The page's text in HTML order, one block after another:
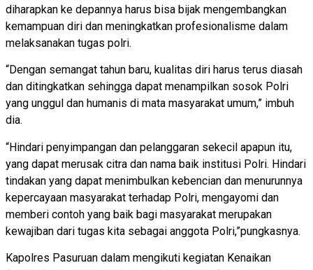
diharapkan ke depannya harus bisa bijak mengembangkan
kemampuan diri dan meningkatkan profesionalisme dalam
melaksanakan tugas polri.
“Dengan semangat tahun baru, kualitas diri harus terus diasah
dan ditingkatkan sehingga dapat menampilkan sosok Polri
yang unggul dan humanis di mata masyarakat umum,” imbuh
dia.
“Hindari penyimpangan dan pelanggaran sekecil apapun itu,
yang dapat merusak citra dan nama baik institusi Polri. Hindari
tindakan yang dapat menimbulkan kebencian dan menurunnya
kepercayaan masyarakat terhadap Polri, mengayomi dan
memberi contoh yang baik bagi masyarakat merupakan
kewajiban dari tugas kita sebagai anggota Polri,”pungkasnya.
Kapolres Pasuruan dalam mengikuti kegiatan Kenaikan